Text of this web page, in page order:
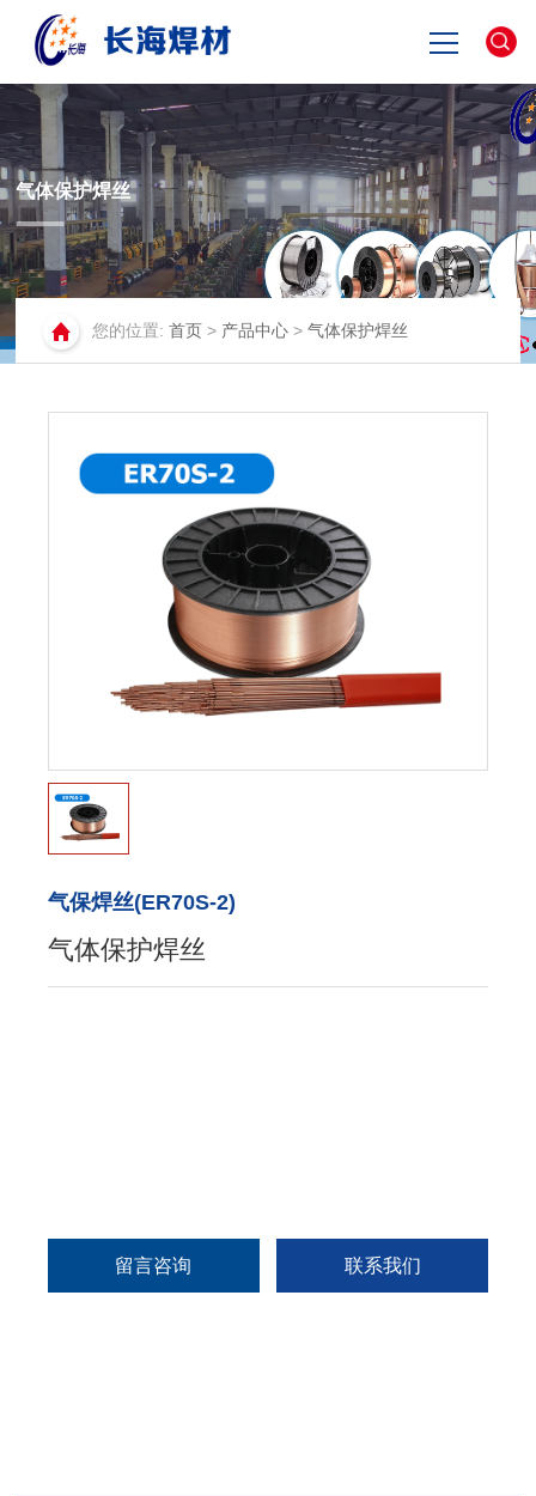
网站首页
关于长海
产品中心
新闻资讯
联系我们
English
气体保护焊丝
您的位置:首页 > 产品中心 >气体保护焊丝
气保焊丝(ER70S-2)
气体保护焊丝
留言咨询 联系我们